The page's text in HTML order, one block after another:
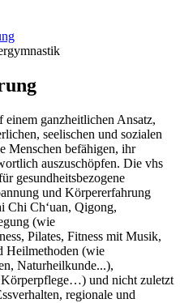
ganzheitlichen Ansatz,
seelischen und sozialen
Menschen befähigen, ihr
auszuschöpfen. Die vhs
gesundheitsbezogene
und Körpererfahrung
Chi Ch‘uan, Qigong,
(wie
Pilates, Fitness mit Musik,
Heilmethoden (wie
Naturheilkunde...),
und nicht zuletzt
regionale und